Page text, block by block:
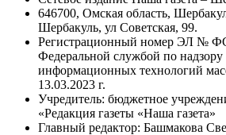
646700, Омская область,
Шербакуль, ул Советская, 99.
Регистрационный номер ЭЛ №
Федеральной службой по надзору
информационных технологий
13.03.2023 г.
Учредитель: бюджетное
«Редакция газеты «Наша газета»
Главный редактор: Башмакова